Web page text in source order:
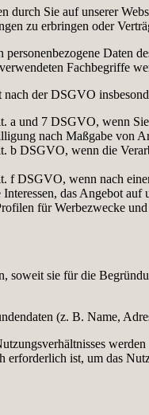
durch Sie auf unserer
zu erbringen oder
personenbezogene Daten
Fachbegriffe
der DSGVO
a und 7 DSGVO, wenn
nach Maßgabe von
b DSGVO, wenn die
f DSGVO, wenn nach
Interessen, das Angebot
für Werbezwecke
soweit sie für die
(z. B. Name,
erforderlich ist, um das